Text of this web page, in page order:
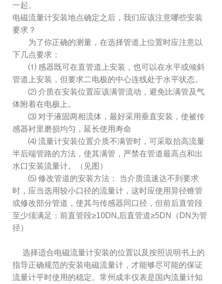
一起。
电磁流量计安装地点确定之后，我们应该注意哪些安装
要求？
为了你正确的测量，在选择管道上位置时应注意以
下几点要求：
⑴ 感器既可在直管道上安装，也可以在水平或倾斜
管道上安装，但要求二电极的中心连线处于水平状态。
⑵ 介质在安装位置应该满管流动，避免比满管及气
体附着在电极上。
⑶ 对于液固两相流体，最好采用垂直安装，使被传
感器衬里磨损均匀，延长使用寿命
⑷ 流量计安装位置介质不满管时，可采取抬高流量
半后端管路的方法，使其满管，严禁在管道最高点和出
水口安装流量计。（见图）
⑸ 修改管道的安装方法： 当介质流速达不到要求
时，应当选用较小口径的流量计，这时应使用异径锥管
或修改部分管道，使其与传感器同口径，但前后直管段
至少须满足：前直管段≥10DN,后直管道≥5DN（DN为管
径）
选择适合电磁流量计安装的位置以及按照说明书上的
指导正确规范的安装电磁流量计，才能够尽可能的保证
流量计平时使用的稳定。常州成丰仪表是国内流量计知